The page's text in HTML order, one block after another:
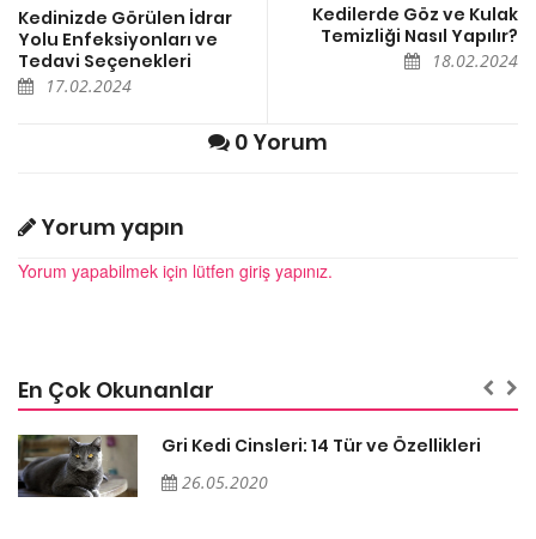
Kedinizde Görülen İdrar
Yolu Enfeksiyonları ve
Tedavi Seçenekleri
17.02.2024
Kedilerde Göz ve Kulak
Temizliği Nasıl Yapılır?
18.02.2024
0 Yorum
Yorum yapın
Yorum yapabilmek için lütfen giriş yapınız.
En Çok Okunanlar
Gri Kedi Cinsleri: 14 Tür ve Özellikleri
26.05.2020